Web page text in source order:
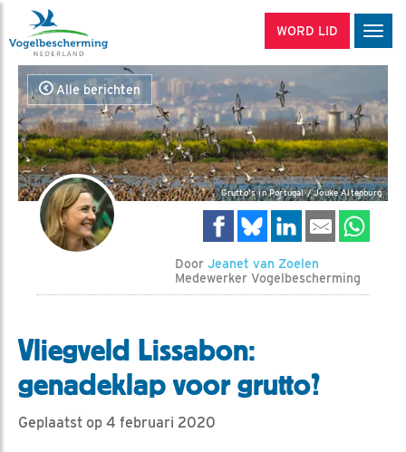
WORD LID
Alle berichten
Grutto's in Portugal / Jouke Altenburg
Door Jeanet van Zoelen
Medewerker Vogelbescherming
Vliegveld Lissabon:
genadeklap voor grutto?
Geplaatst op 4 februari 2020